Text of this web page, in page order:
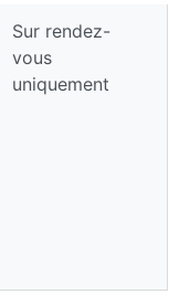
Sur rendez-
vous
uniquement